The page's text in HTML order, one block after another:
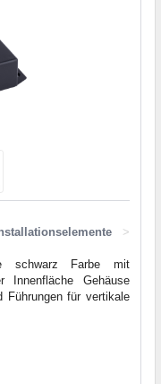
>
schwarz Farbe mit
Innenfläche Gehäuse
Führungen für vertikale